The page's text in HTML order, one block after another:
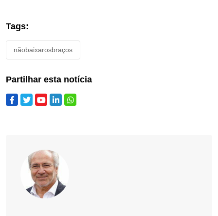
Tags:
nãobaixarosbraços
Partilhar esta notícia